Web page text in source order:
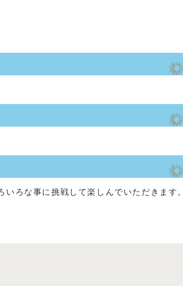
ろな事に挑戦して楽しんでいただきます。